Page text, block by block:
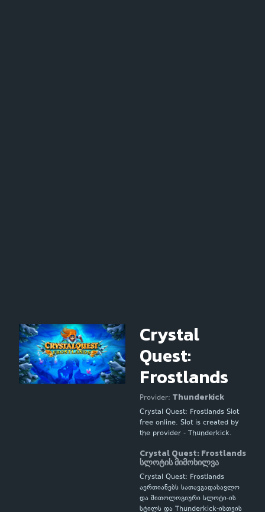
Crystal
Quest:
Frostlands
Provider: Thunderkick
Crystal Quest: Frostlands Slot
free online. Slot is created by
the provider - Thunderkick.
Crystal Quest: Frostlands
სლოტის მიმოხილვა
Crystal Quest: Frostlands
აერთიანებს სათავგადასავლო
და მითოლოგიური სლოტი-ის
სტილს და Thunderkick-ისთვის